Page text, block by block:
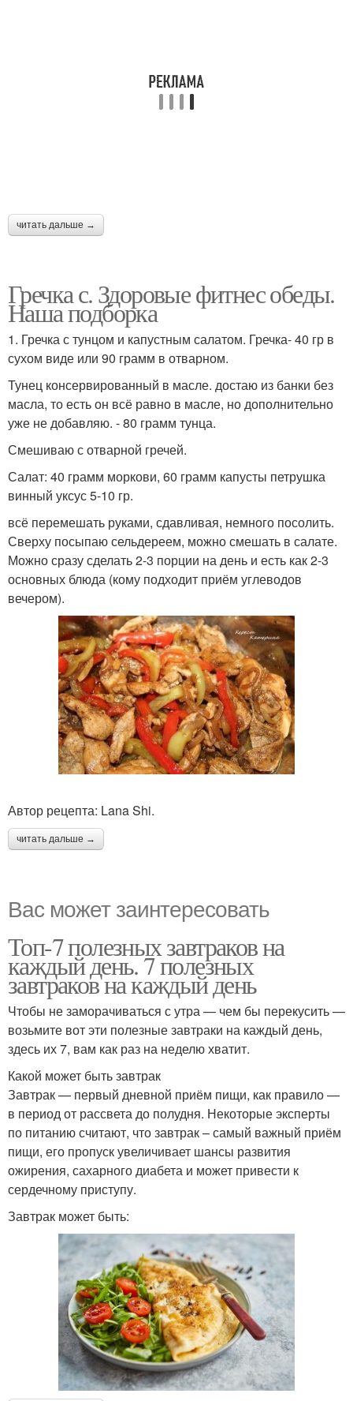
читать дальше →
Гречка с. Здоровые фитнес обеды.
Наша подборка
1. Гречка с тунцом и капустным салатом. Гречка- 40 гр в
сухом виде или 90 грамм в отварном.
Тунец консервированный в масле. достаю из банки без
масла, то есть он всё равно в масле, но дополнительно
уже не добавляю. - 80 грамм тунца.
Смешиваю с отварной гречей.
Салат: 40 грамм моркови, 60 грамм капусты петрушка
винный уксус 5-10 гр.
всё перемешать руками, сдавливая, немного посолить.
Сверху посыпаю сельдереем, можно смешать в салате.
Можно сразу сделать 2-3 порции на день и есть как 2-3
основных блюда (кому подходит приём углеводов
вечером).
Автор рецепта: Lana Shi.
читать дальше →
Вас может заинтересовать
Топ-7 полезных завтраков на
каждый день. 7 полезных
завтраков на каждый день
Чтобы не заморачиваться с утра — чем бы перекусить —
возьмите вот эти полезные завтраки на каждый день,
здесь их 7, вам как раз на неделю хватит.
Какой может быть завтрак
Завтрак — первый дневной приём пищи, как правило —
в период от рассвета до полудня. Некоторые эксперты
по питанию считают, что завтрак – самый важный приём
пищи, его пропуск увеличивает шансы развития
ожирения, сахарного диабета и может привести к
сердечному приступу.
Завтрак может быть: